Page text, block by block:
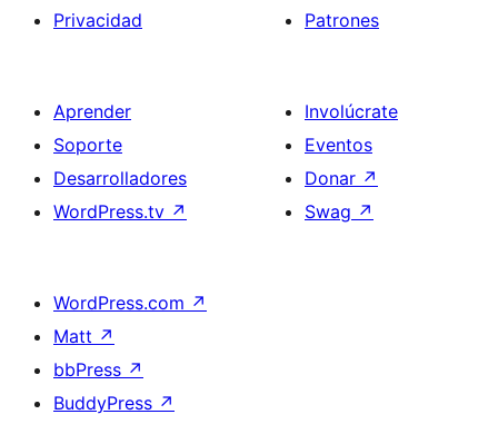
Privacidad
Patrones
Aprender
Soporte
Desarrolladores
WordPress.tv ↗
Involúcrate
Eventos
Donar ↗
Swag ↗
WordPress.com ↗
Matt ↗
bbPress ↗
BuddyPress ↗